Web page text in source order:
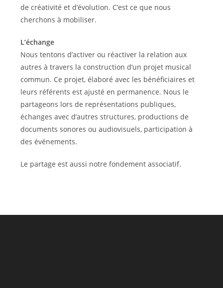
de créativité et d’évolution. C’est ce que nous
cherchons à mobiliser.
L’échange
Nous tentons d’activer ou réactiver la relation aux
autres à travers la construction d’un projet musical
commun. Ce projet, élaboré avec les bénéficiaires et
leurs référents est ajusté en permanence. Nous le
partageons lors de représentations publiques,
échanges avec d’autres structures, productions de
documents sonores ou audiovisuels, participation à
des événements.
Le partage est aussi notre fondement associatif.